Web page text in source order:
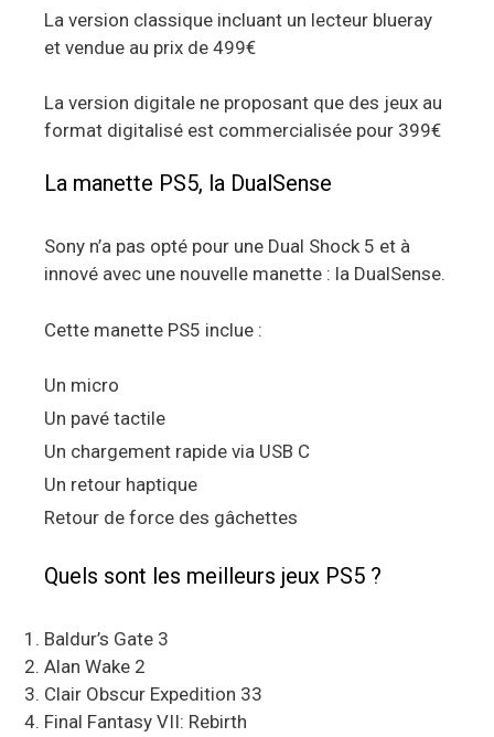
La version classique incluant un lecteur blueray
et vendue au prix de 499€
La version digitale ne proposant que des jeux au
format digitalisé est commercialisée pour 399€
La manette PS5, la DualSense
Sony n’a pas opté pour une Dual Shock 5 et à
innové avec une nouvelle manette : la DualSense.
Cette manette PS5 inclue :
Un micro
Un pavé tactile
Un chargement rapide via USB C
Un retour haptique
Retour de force des gâchettes
Quels sont les meilleurs jeux PS5 ?
Baldur’s Gate 3
Alan Wake 2
Clair Obscur Expedition 33
Final Fantasy VII: Rebirth